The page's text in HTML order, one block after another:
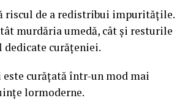
riscul de a redistribui impuritățile.
murdăria umedă, cât și resturile
curățeniei.
este curățată într-un mod mai
lormoderne.